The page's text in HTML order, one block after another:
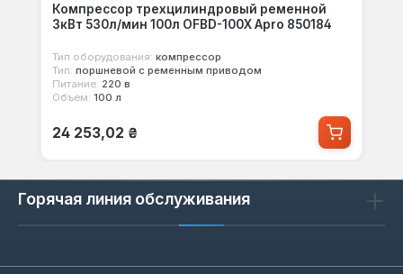
Компрессор трехцилиндровый ременной
3кВт 530л/мин 100л OFBD-100X Apro 850184
Тип оборудования: компрессор
Тип: поршневой с ременным приводом
Питание: 220 в
Объем: 100 л
Обычная цена:
24 253,02 ₴
Горячая линия обслуживания